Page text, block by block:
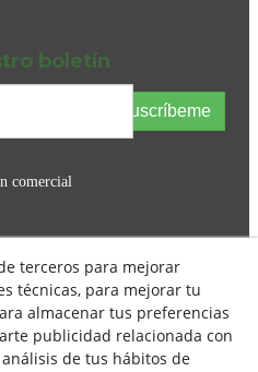
boletín
Suscríbeme
comercial
terceros para mejorar
técnicas, para mejorar tu
almacenar tus preferencias
publicidad relacionada con
de tus hábitos de